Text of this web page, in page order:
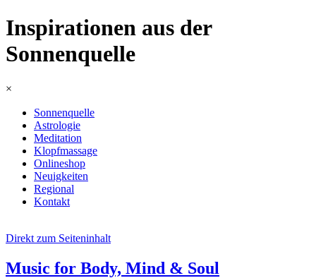
Inspirationen aus der
Sonnenquelle
×
Sonnenquelle
Astrologie
Meditation
Klopfmassage
Onlineshop
Neuigkeiten
Regional
Kontakt
Direkt zum Seiteninhalt
Music for Body, Mind & Soul